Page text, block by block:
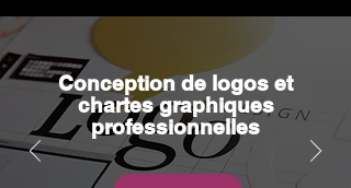
Conception de logos et
chartes graphiques
professionnelles